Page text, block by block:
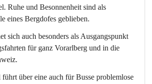
Ruhe und Besonnenheit sind als
eines Bergdofes geblieben.
sich auch besonders als Ausgangspunkt
für ganz Vorarlberg und in die
über eine auch für Busse problemlose